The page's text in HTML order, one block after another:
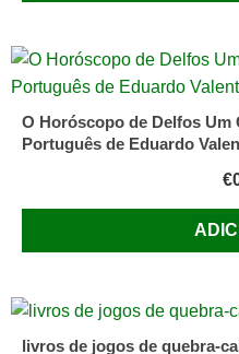
O Horóscopo de Delfos
Português de Eduardo
€
livros de jogos de quebra-